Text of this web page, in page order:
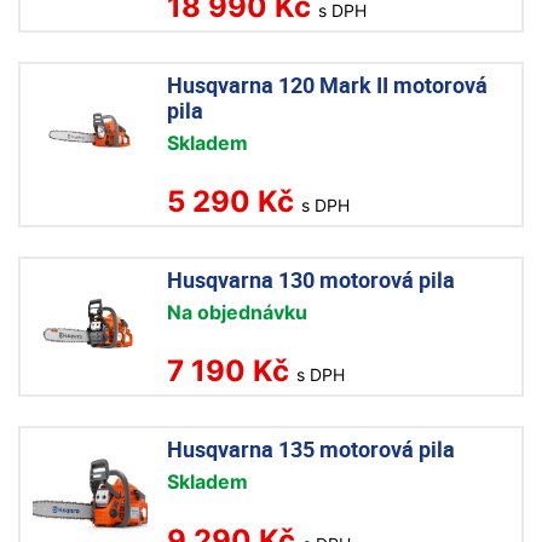
s DPH
Husqvarna 120 Mark II motorová
pila
Skladem
5 290 Kč s DPH
Husqvarna 130 motorová pila
Na objednávku
7 190 Kč s DPH
Husqvarna 135 motorová pila
Skladem